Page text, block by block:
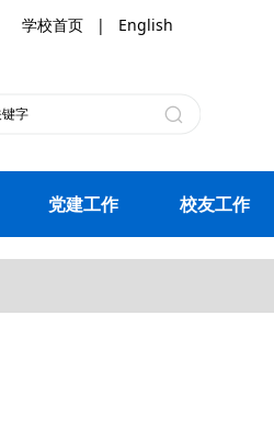
学校首页 | English
党建工作 校友工作